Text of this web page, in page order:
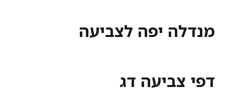
יפה לצביעה
דג